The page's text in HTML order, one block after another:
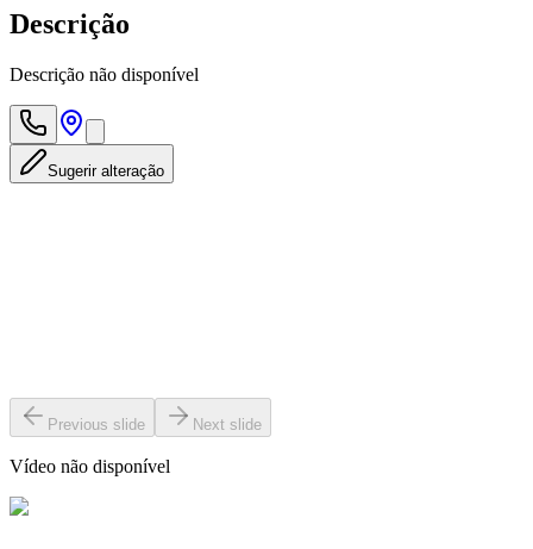
Descrição
Descrição não disponível
Sugerir alteração
Previous slide Next slide
Vídeo não disponível